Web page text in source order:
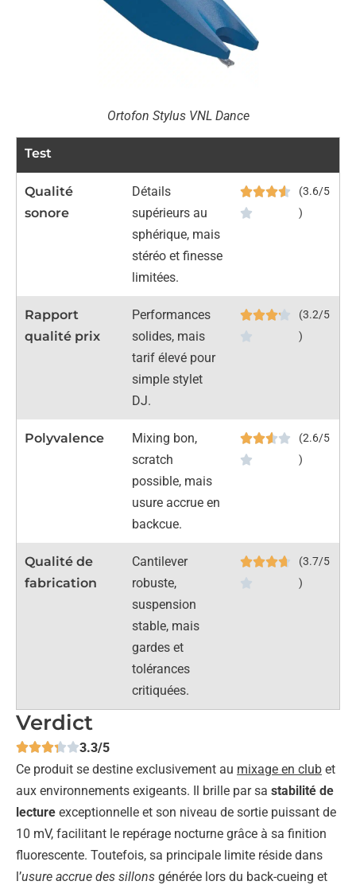
Ortofon Stylus VNL Dance
Test
Qualité
sonore
Détails
supérieurs au
sphérique, mais
stéréo et finesse
limitées.
(3.6/5
)
Rapport
qualité prix
Performances
solides, mais
tarif élevé pour
simple stylet
DJ.
(3.2/5
)
Polyvalence
Mixing bon,
scratch
possible, mais
usure accrue en
backcue.
(2.6/5
)
Qualité de
fabrication
Cantilever
robuste,
suspension
stable, mais
gardes et
tolérances
critiquées.
(3.7/5
)
Verdict
3.3/5
Ce produit se destine exclusivement au mixage en club et
aux environnements exigeants. Il brille par sa stabilité de
lecture exceptionnelle et son niveau de sortie puissant de
10 mV, facilitant le repérage nocturne grâce à sa finition
fluorescente. Toutefois, sa principale limite réside dans
l’usure accrue des sillons générée lors du back-cueing et